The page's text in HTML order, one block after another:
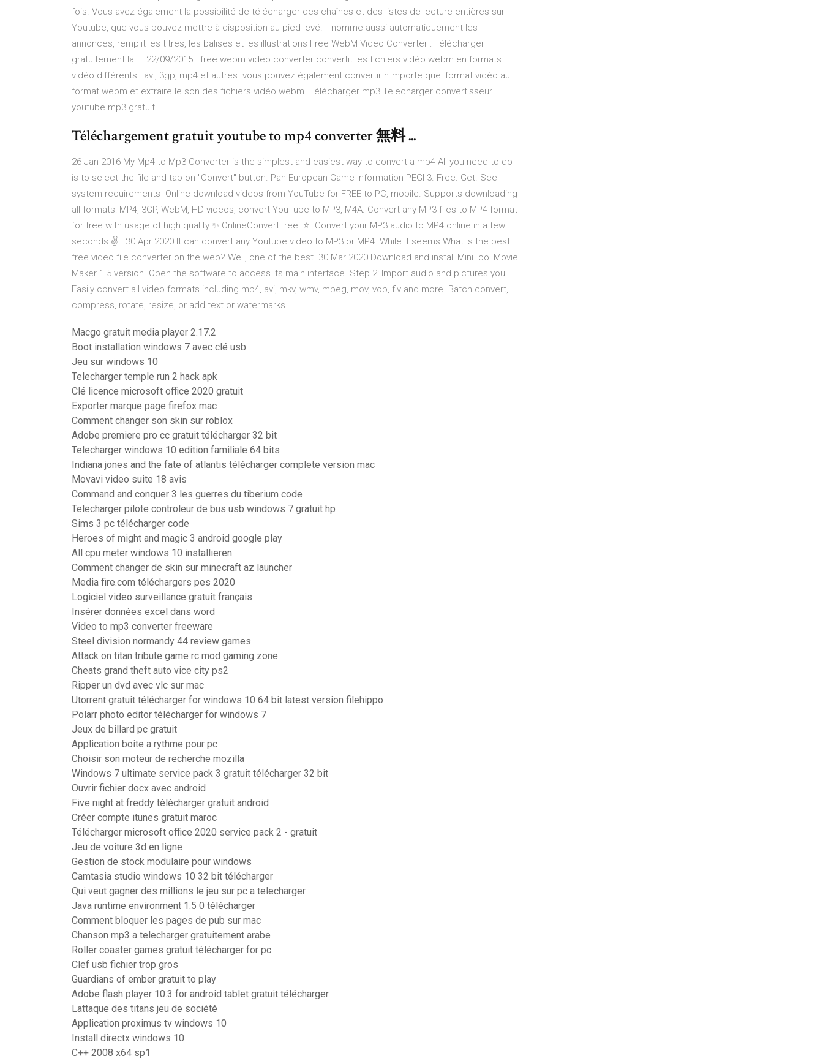
fois. Vous avez également la possibilité de télécharger des chaînes et des listes de lecture entières sur
Youtube, que vous pouvez mettre à disposition au pied levé. Il nomme aussi automatiquement les
annonces, remplit les titres, les balises et les illustrations Free WebM Video Converter : Télécharger
gratuitement la ... 22/09/2015 · free webm video converter сonvertit les fichiers vidéo webm en formats
vidéo différents : avi, 3gp, mp4 et autres. vous pouvez également convertir n'importe quel format vidéo au
format webm et extraire le son des fichiers vidéo webm. Télécharger mp3 Telecharger convertisseur
youtube mp3 gratuit
Téléchargement gratuit youtube to mp4 converter 無料 ...
26 Jan 2016 My Mp4 to Mp3 Converter is the simplest and easiest way to convert a mp4 All you need to do
is to select the file and tap on "Convert" button. Pan European Game Information PEGI 3. Free. Get. See
system requirements Online download videos from YouTube for FREE to PC, mobile. Supports downloading
all formats: MP4, 3GP, WebM, HD videos, convert YouTube to MP3, M4A. Convert any MP3 files to MP4 format
for free with usage of high quality ✨ OnlineConvertFree. ⭐ ️ Convert your MP3 audio to MP4 online in a few
seconds ✌ ️. 30 Apr 2020 It can convert any Youtube video to MP3 or MP4. While it seems What is the best
free video file converter on the web? Well, one of the best 30 Mar 2020 Download and install MiniTool Movie
Maker 1.5 version. Open the software to access its main interface. Step 2: Import audio and pictures you
Easily convert all video formats including mp4, avi, mkv, wmv, mpeg, mov, vob, flv and more. Batch convert,
compress, rotate, resize, or add text or watermarks
Macgo gratuit media player 2.17.2
Boot installation windows 7 avec clé usb
Jeu sur windows 10
Telecharger temple run 2 hack apk
Clé licence microsoft office 2020 gratuit
Exporter marque page firefox mac
Comment changer son skin sur roblox
Adobe premiere pro cc gratuit télécharger 32 bit
Telecharger windows 10 edition familiale 64 bits
Indiana jones and the fate of atlantis télécharger complete version mac
Movavi video suite 18 avis
Command and conquer 3 les guerres du tiberium code
Telecharger pilote controleur de bus usb windows 7 gratuit hp
Sims 3 pc télécharger code
Heroes of might and magic 3 android google play
All cpu meter windows 10 installieren
Comment changer de skin sur minecraft az launcher
Media fire.com téléchargers pes 2020
Logiciel video surveillance gratuit français
Insérer données excel dans word
Video to mp3 converter freeware
Steel division normandy 44 review games
Attack on titan tribute game rc mod gaming zone
Cheats grand theft auto vice city ps2
Ripper un dvd avec vlc sur mac
Utorrent gratuit télécharger for windows 10 64 bit latest version filehippo
Polarr photo editor télécharger for windows 7
Jeux de billard pc gratuit
Application boite a rythme pour pc
Choisir son moteur de recherche mozilla
Windows 7 ultimate service pack 3 gratuit télécharger 32 bit
Ouvrir fichier docx avec android
Five night at freddy télécharger gratuit android
Créer compte itunes gratuit maroc
Télécharger microsoft office 2020 service pack 2 - gratuit
Jeu de voiture 3d en ligne
Gestion de stock modulaire pour windows
Camtasia studio windows 10 32 bit télécharger
Qui veut gagner des millions le jeu sur pc a telecharger
Java runtime environment 1.5 0 télécharger
Comment bloquer les pages de pub sur mac
Chanson mp3 a telecharger gratuitement arabe
Roller coaster games gratuit télécharger for pc
Clef usb fichier trop gros
Guardians of ember gratuit to play
Adobe flash player 10.3 for android tablet gratuit télécharger
Lattaque des titans jeu de société
Application proximus tv windows 10
Install directx windows 10
C++ 2008 x64 sp1